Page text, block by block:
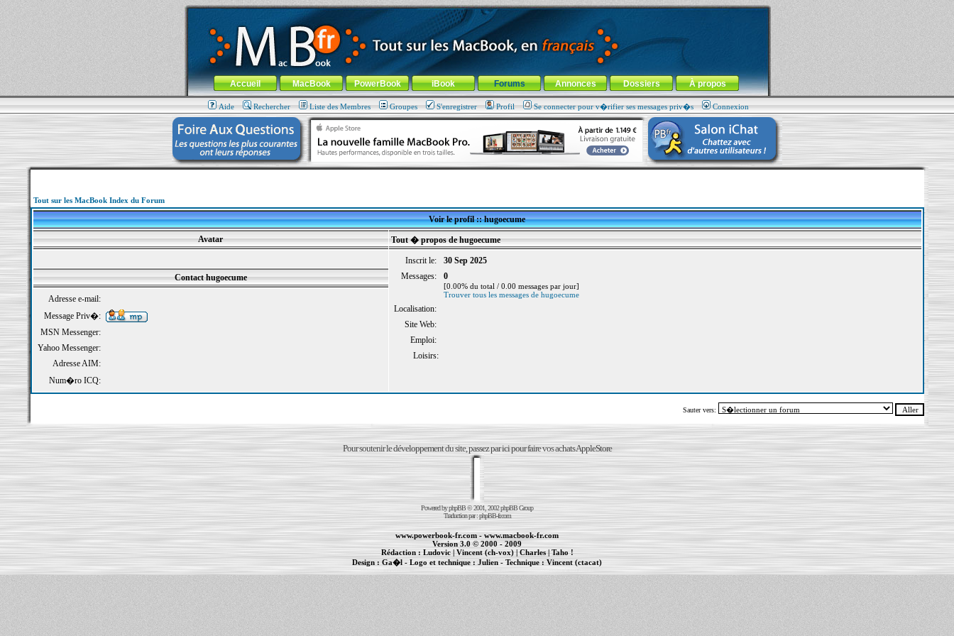
MacBook-fr.com : 100% Apple... 100% nomade !
Aller au contenu-Aller au menu général-Aller au menu de la rubrique
Menu général
Accueil MacBook PowerBook iBook Forums Annonces Dossiers À propos
Aide Rechercher Liste des Membres Groupes S'enregistrer Profil Se connecter pour v�rifier ses messages priv�s Connexion
Tout sur les MacBook Index du Forum
Voir le profil :: hugoecume
Avatar
Tout � propos de hugoecume
Inscrit le:
30 Sep 2025
Messages:
0
[0.00% du total / 0.00 messages par jour]
Trouver tous les messages de hugoecume
Localisation:
Site Web:
Emploi:
Loisirs:
Contact hugoecume
Adresse e-mail:
Message Priv�:
MSN Messenger:
Yahoo Messenger:
Adresse AIM:
Num�ro ICQ:
Sauter vers:
Pour soutenir le développement du site, passez par ici pour faire vos achats AppleStore
Powered byphpBB© 2001, 2002 phpBB Group
Traduction par :phpBB-fr.com
www.powerbook-fr.com - www.macbook-fr.com
Version 3.0 © 2000 - 2009
Rédaction : Ludovic|Vincent (ch-vox)| Charles|Taho !
Design : Ga�l - Logo et technique : Julien - Technique :Vincent (ctacat)
Informations : PowerBook Maintenance Apple et Macintosh à Toulouse cr�ation de sites Internet